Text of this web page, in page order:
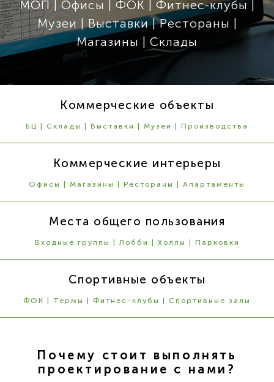
МОП | Офисы | ФОК | Фитнес-клубы |
Музеи | Выставки | Рестораны |
Магазины | Склады
Коммерческие объекты
БЦ | Склады | Выставки | Музеи | Производства
Коммерческие интерьеры
Офисы | Магазины | Рестораны | Апартаменты
Места общего пользования
Входные группы | Лобби | Холлы | Парковки
Спортивные объекты
ФОК | Термы | Фитнес-клубы | Спортивные залы
Почему стоит выполнять
проектирование с нами?